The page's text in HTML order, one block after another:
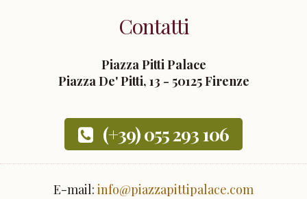
Contatti
Piazza Pitti Palace
Piazza De' Pitti, 13 - 50125 Firenze
(+39) 055 293 106
E-mail: info@piazzapittipalace.com